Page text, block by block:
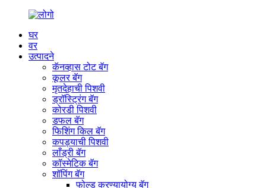
घर
वर
उत्पादने
कॅनव्हास टोट बॅग
कूलर बॅग
मृतदेहाची पिशवी
ड्रॉस्ट्रिंग बॅग
कोरडी पिशवी
डफल बॅग
फिशिंग किल बॅग
कपड्याची पिशवी
लाँड्री बॅग
कॉस्मेटिक बॅग
शॉपिंग बॅग
फोल्ड करण्यायोग्य बॅग